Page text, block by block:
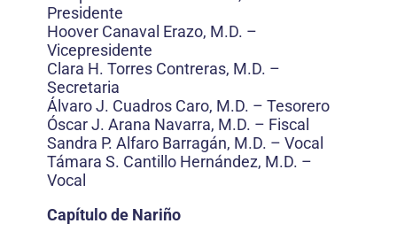
Presidente
Hoover Canaval Erazo, M.D. –
Vicepresidente
Clara H. Torres Contreras, M.D. –
Secretaria
Álvaro J. Cuadros Caro, M.D. – Tesorero
Óscar J. Arana Navarra, M.D. – Fiscal
Sandra P. Alfaro Barragán, M.D. – Vocal
Támara S. Cantillo Hernández, M.D. –
Vocal
Capítulo de Nariño